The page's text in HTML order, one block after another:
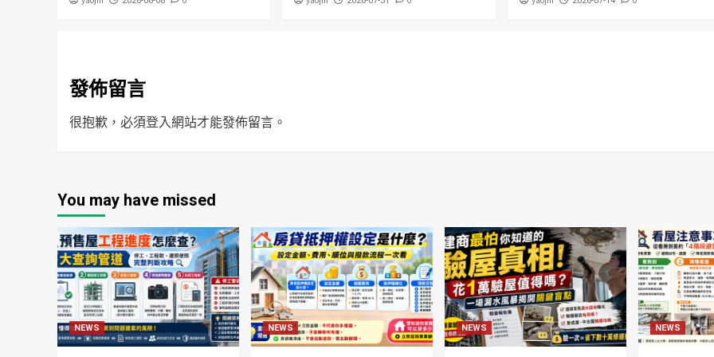
發佈留言
很抱歉，必須登入網站才能發佈留言。
You may have missed
NEWS NEWS NEWS NEWS